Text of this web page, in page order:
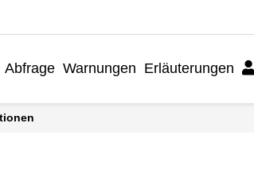
Abfrage Warnungen Erläuterungen